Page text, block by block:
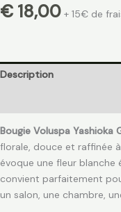
€ 18,00 + 15€ de
Description
Bougie Voluspa Yashioka
florale, douce et raffinée
évoque une fleur blanche
convient parfaitement
un salon, une chambre,